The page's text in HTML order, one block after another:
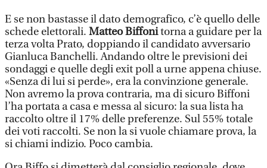
E se non bastasse il dato demografico, c’è quello delle
schede elettorali. Matteo Biffonitorna a guidare per la
terza volta Prato, doppiando il candidato avversario
Gianluca Banchelli. Andando oltre le previsioni dei
sondaggi e quelle degli exit poll a urne appena chiuse.
«Senza di lui si perde», era la convinzione generale.
Non avremo la prova contraria, ma di sicuro Biffoni
l’ha portata a casa e messa al sicuro: la sua lista ha
raccolto oltre il 17% delle preferenze. Sul 55% totale
dei voti raccolti. Se non la si vuole chiamare prova, la
si chiami indizio. Poco cambia.